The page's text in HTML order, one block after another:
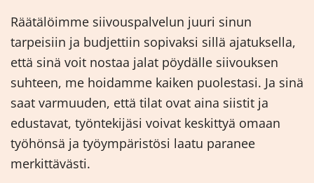
Räätälöimme siivouspalvelun juuri sinun
tarpeisiin ja budjettiin sopivaksi sillä ajatuksella,
että sinä voit nostaa jalat pöydälle siivouksen
suhteen, me hoidamme kaiken puolestasi. Ja sinä
saat varmuuden, että tilat ovat aina siistit ja
edustavat, työntekijäsi voivat keskittyä omaan
työhönsä ja työympäristösi laatu paranee
merkittävästi.